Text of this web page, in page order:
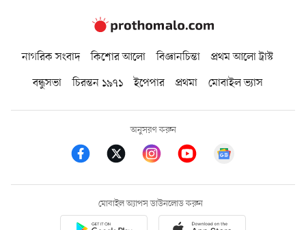
নাগরিক সংবাদ কিশোর আলো বিজ্ঞানচিন্তা
প্রথম আলো ট্রাস্ট
বন্ধুসভা
চিরন্তন ১৯৭১ ইপেপার প্রথমা মোবাইল ভ্যাস
অনুসরণ করুন
মোবাইল অ্যাপস ডাউনলোড করুন